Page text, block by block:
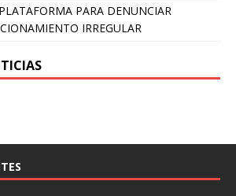
PARA DENUNCIAR
IRREGULAR